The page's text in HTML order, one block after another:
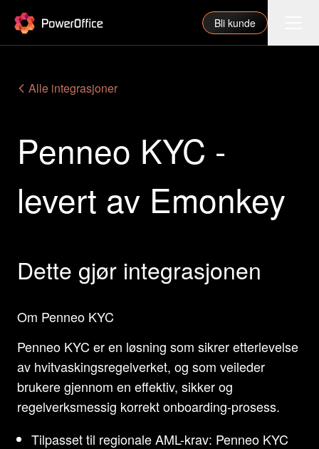
PowerOffice Bli kunde
Funksjoner
Priser
Våre partnere
For regnskapsfører
Support
Alle integrasjoner
Penneo KYC -
levert av Emonkey
Dette gjør integrasjonen
Om Penneo KYC
Penneo KYC er en løsning som sikrer etterlevelse
av hvitvaskingsregelverket, og som veileder
brukere gjennom en effektiv, sikker og
regelverksmessig korrekt onboarding-prosess.
Tilpasset til regionale AML-krav: Penneo KYC